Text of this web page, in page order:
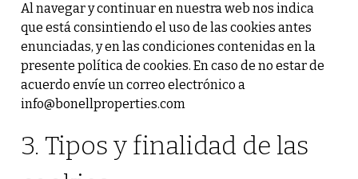
Al navegar y continuar en nuestra web nos indica
que está consintiendo el uso de las cookies antes
enunciadas, y en las condiciones contenidas en la
presente política de cookies. En caso de no estar de
acuerdo envíe un correo electrónico a
info@bonellproperties.com
3. Tipos y finalidad de las